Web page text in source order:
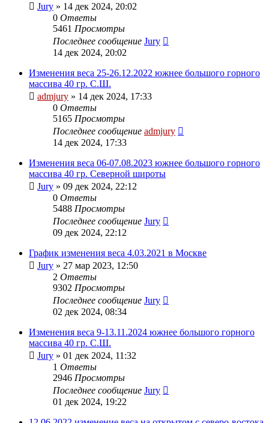
Jury » 14 дек 2024, 20:02
0 Ответы
5461 Просмотры
Последнее сообщение Jury
14 дек 2024, 20:02
Изменения веса 25-26.12.2022 южнее большого горного
массива 40 гр. С.Ш.
admjury » 14 дек 2024, 17:33
0 Ответы
5165 Просмотры
Последнее сообщение admjury
14 дек 2024, 17:33
Изменения веса 06-07.08.2023 южнее большого горного
массива 40 гр. Северной широты
Jury » 09 дек 2024, 22:12
0 Ответы
5488 Просмотры
Последнее сообщение Jury
09 дек 2024, 22:12
График изменения веса 4.03.2021 в Москве
Jury » 27 мар 2023, 12:50
2 Ответы
9302 Просмотры
Последнее сообщение Jury
02 дек 2024, 08:34
Изменения веса 9-13.11.2024 южнее большого горного
массива 40 гр. С.Ш.
Jury » 01 дек 2024, 11:32
1 Ответы
2946 Просмотры
Последнее сообщение Jury
01 дек 2024, 19:22